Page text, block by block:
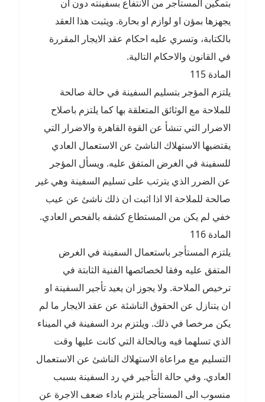
بتمكين المستاجر من الانتفاع بسفينته دون ان
يجهزها بمؤن او لوازم او بحارة. ويثبت هذا العقد
بالكتابة، وتسري عليه احكام عقد الايجار المقررة
في القانون والاحكام التالية.
المادة 115
يلتزم المؤجر بتسليم السفينة في حالة صالحة
للملاحة مع الوثائق المتعلقة بها كما يلتزم باصلاح
الاضرار التي تنشأ عن القوة القاهرة والاضرار التي
يقتضيها الاستهلاك الناشئ عن الاستعمال العادي
للسفينة في الغرض المتفق عليه. ويسأل المؤجر
عن الضرر الذي يترتب على تسليم السفينة وهي غير
صالحة للملاحة الا اذا اثبت ان ذلك ناشئ عن عيب
خفي لم يكن من المستطاع كشفه بالفحص العادي.
المادة 116
يلتزم المستأجر باستعمال السفينة في الغرض
المتفق عليه وفقا لخصائصها الفنية الثابتة في
ترخيص الملاحة. ولا يجوز ان يعيد تأجير السفينة او
ان يتنازل عن الحقوق الناشئة عن عقد الايجار ما لم
يكن مرخصا في ذلك. ويلتزم برد السفينة في الميناء
الذي تسلهما فيه وبالحالة التي كانت عليها وقت
التسليم مع مراعاة الاستهلاك الناشئ عن الاستعمال
العادي. وفي حالة التأجير في رد السفينة بسبب
منسوب الى المستأجر يلتزم باداء ضعف الاجرة عن